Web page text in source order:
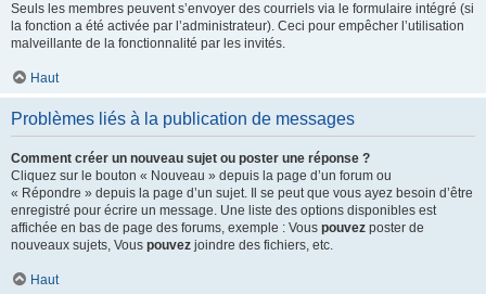
Seuls les membres peuvent s’envoyer des courriels via le formulaire intégré (si
la fonction a été activée par l’administrateur). Ceci pour empêcher l’utilisation
malveillante de la fonctionnalité par les invités.
Haut
Problèmes liés à la publication de messages
Comment créer un nouveau sujet ou poster une réponse ?
Cliquez sur le bouton « Nouveau » depuis la page d’un forum ou
« Répondre » depuis la page d’un sujet. Il se peut que vous ayez besoin d’être
enregistré pour écrire un message. Une liste des options disponibles est
affichée en bas de page des forums, exemple : Vous pouvez poster de
nouveaux sujets, Vous pouvez joindre des fichiers, etc.
Haut